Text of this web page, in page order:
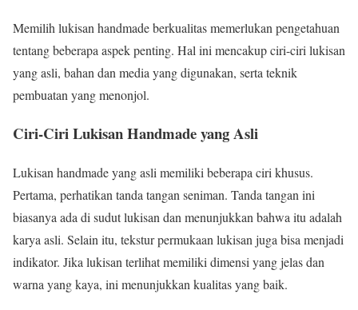
Memilih lukisan handmade berkualitas memerlukan pengetahuan
tentang beberapa aspek penting. Hal ini mencakup ciri-ciri lukisan
yang asli, bahan dan media yang digunakan, serta teknik
pembuatan yang menonjol.
Ciri-Ciri Lukisan Handmade yang Asli
Lukisan handmade yang asli memiliki beberapa ciri khusus.
Pertama, perhatikan tanda tangan seniman. Tanda tangan ini
biasanya ada di sudut lukisan dan menunjukkan bahwa itu adalah
karya asli. Selain itu, tekstur permukaan lukisan juga bisa menjadi
indikator. Jika lukisan terlihat memiliki dimensi yang jelas dan
warna yang kaya, ini menunjukkan kualitas yang baik.